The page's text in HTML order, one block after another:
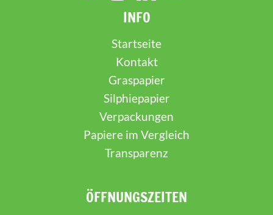
INFO
Startseite
Kontakt
Graspapier
Silphiepapier
Verpackungen
Papiere im Vergleich
Transparenz
ÖFFNUNGSZEITEN